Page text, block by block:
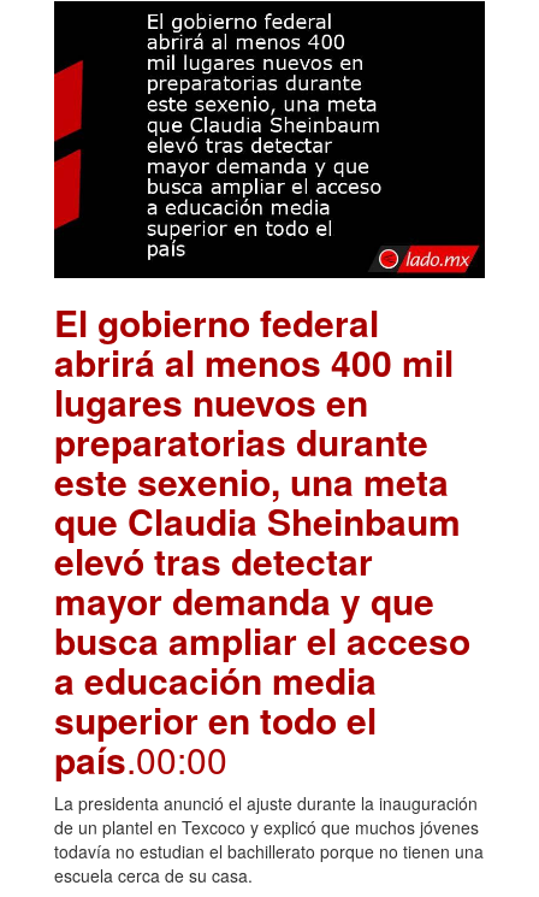
El gobierno federal
abrirá al menos 400 mil
lugares nuevos en
preparatorias durante
este sexenio, una meta
que Claudia Sheinbaum
elevó tras detectar
mayor demanda y que
busca ampliar el acceso
a educación media
superior en todo el
país.00:00
La presidenta anunció el ajuste durante la inauguración
de un plantel en Texcoco y explicó que muchos jóvenes
todavía no estudian el bachillerato porque no tienen una
escuela cerca de su casa.